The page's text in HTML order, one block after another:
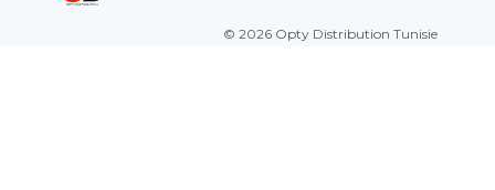
© 2026 Opty Distribution Tunisie